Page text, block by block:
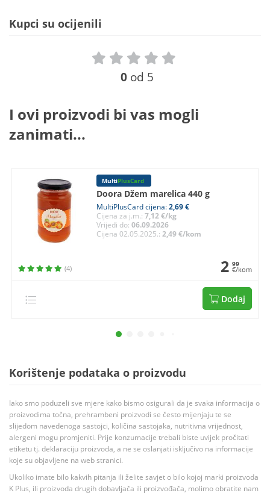
Kupci su ocijenili
0 od 5
I ovi proizvodi bi vas mogli
zanimati...
MultiPlusCard
Doora Džem marelica 440 g
MultiPlusCard cijena:2,69 €
Cijena za j.m.:7,12 €/kg
Vrijedi do:06.09.2026
Cijena 02.05.2025.:2,49 €/kom
(4) 2 99
€/kom
Dodaj
Korištenje podataka o proizvodu
Iako smo poduzeli sve mjere kako bismo osigurali da je svaka informacija o
proizvodima točna, prehrambeni proizvodi se često mijenjaju te se
slijedom navedenoga sastojci, količina sastojaka, nutritivna vrijednost,
alergeni mogu promjeniti. Prije konzumacije trebali biste uvijek pročitati
etiketu tj. deklaraciju proizvoda, a ne se oslanjati isključivo na informacije
koje su objavljene na web stranici.
Ukoliko imate bilo kakvih pitanja ili želite savjet o bilo kojoj marki proizvoda
K Plus, ili proizvoda drugih dobavljača ili proizvođača, molimo obratite nam